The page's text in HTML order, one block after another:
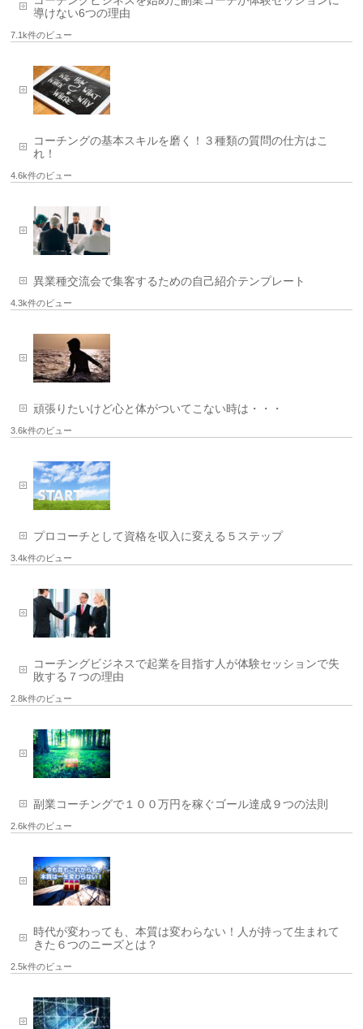
導けない6つの理由
7.1k件のビュー
コーチングの基本スキルを磨く！３種類の質問の仕方はこ
れ！
4.6k件のビュー
異業種交流会で集客するための自己紹介テンプレート
4.3k件のビュー
頑張りたいけど心と体がついてこない時は・・・
3.6k件のビュー
プロコーチとして資格を収入に変える５ステップ
3.4k件のビュー
コーチングビジネスで起業を目指す人が体験セッションで失
敗する７つの理由
2.8k件のビュー
副業コーチングで１００万円を稼ぐゴール達成９つの法則
2.6k件のビュー
時代が変わっても、本質は変わらない！人が持って生まれて
きた６つのニーズとは？
2.5k件のビュー